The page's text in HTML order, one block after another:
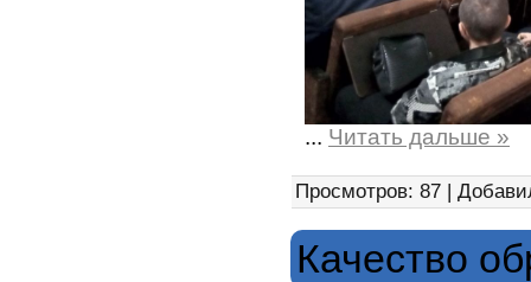
... Читать дальше »
Просмотров: 87 |
Качество